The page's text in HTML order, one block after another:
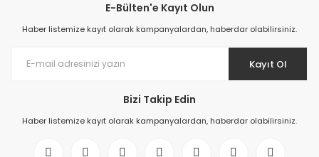
E-Bülten'e Kayıt Olun
Haber listemize kayıt olarak kampanyalardan, haberdar olabilirsiniz.
Kayıt Ol
Bizi Takip Edin
Haber listemize kayıt olarak kampanyalardan, haberdar olabilirsiniz.